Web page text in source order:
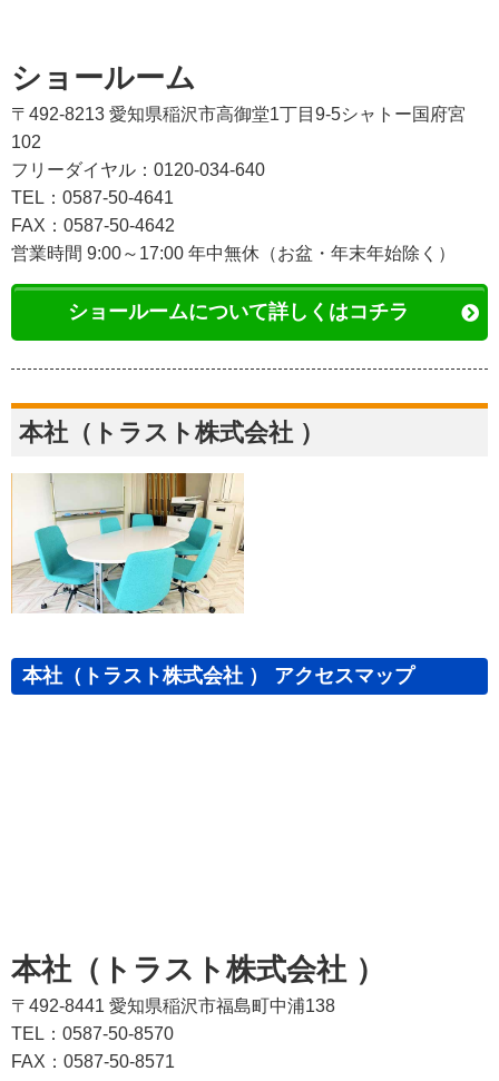
ショールーム
〒492-8213 愛知県稲沢市高御堂1丁目9-5シャトー国府宮
102
フリーダイヤル：0120-034-640
TEL：0587-50-4641
FAX：0587-50-4642
営業時間 9:00～17:00 年中無休（お盆・年末年始除く）
ショールームについて詳しくはコチラ
本社（トラスト株式会社 ）
本社（トラスト株式会社 ） アクセスマップ
本社（トラスト株式会社 ）
〒492-8441 愛知県稲沢市福島町中浦138
TEL：0587-50-8570
FAX：0587-50-8571